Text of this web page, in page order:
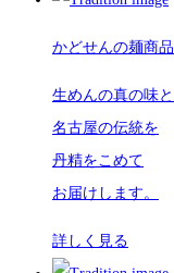
かどせんの麺商品
生めんの真の味と
名古屋の伝統を
丹精をこめて
お届けします。
詳しく見る